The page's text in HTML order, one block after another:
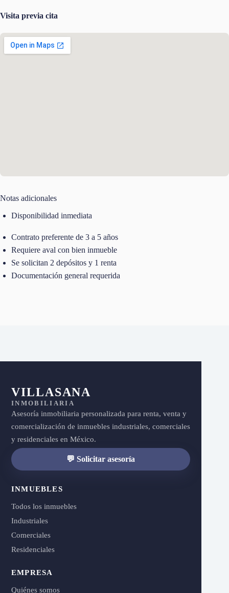
Visita previa cita
Notas adicionales
Disponibilidad inmediata
Contrato preferente de 3 a 5 años
Requiere aval con bien inmueble
Se solicitan 2 depósitos y 1 renta
Documentación general requerida
VILLASANA
INMOBILIARIA
Asesoría inmobiliaria personalizada para renta, venta y
comercialización de inmuebles industriales, comerciales
y residenciales en México.
💬 Solicitar asesoría
INMUEBLES
Todos los inmuebles
Industriales
Comerciales
Residenciales
EMPRESA
Quiénes somos